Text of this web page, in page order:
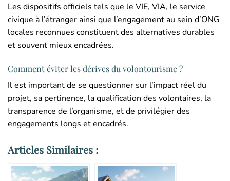
Les dispositifs officiels tels que le VIE, VIA, le service
civique à l’étranger ainsi que l’engagement au sein d’ONG
locales reconnues constituent des alternatives durables
et souvent mieux encadrées.
Comment éviter les dérives du volontourisme ?
Il est important de se questionner sur l’impact réel du
projet, sa pertinence, la qualification des volontaires, la
transparence de l’organisme, et de privilégier des
engagements longs et encadrés.
Articles Similaires :